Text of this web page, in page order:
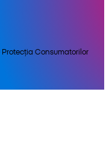
Consumatorilor